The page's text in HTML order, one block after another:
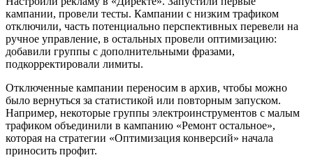
кампании, провели тесты. Кампании с низким трафиком
отключили, часть потенциально перспективных перевели на
ручное управление, в остальных провели оптимизацию:
добавили группы с дополнительными фразами,
подкорректировали лимиты.
Отключенные кампании переносим в архив, чтобы можно
было вернуться за статистикой или повторным запуском.
Например, некоторые группы электроинструментов с малым
трафиком объединили в кампанию «Ремонт остальное»,
которая на стратегии «Оптимизация конверсий» начала
приносить профит.